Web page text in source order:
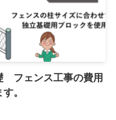
フェンス工事の費用
。